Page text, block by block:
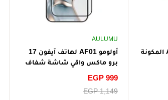
مجموعة Apple AirTag المكونة
AULUMU
أولومو AF01 لهاتف آيفون 17
برو ماكس واقي شاشة شفاف
سعر
EGP 999
سعر
EGP 1,149